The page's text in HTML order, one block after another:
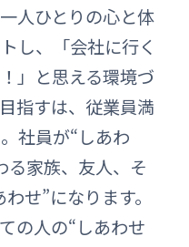
人ひとりの心と体
し、「会社に行く
」と思える環境づ
指すは、従業員満
社員が“しあわ
る家族、友人、そ
せ”になります。
の人の“しあわせ